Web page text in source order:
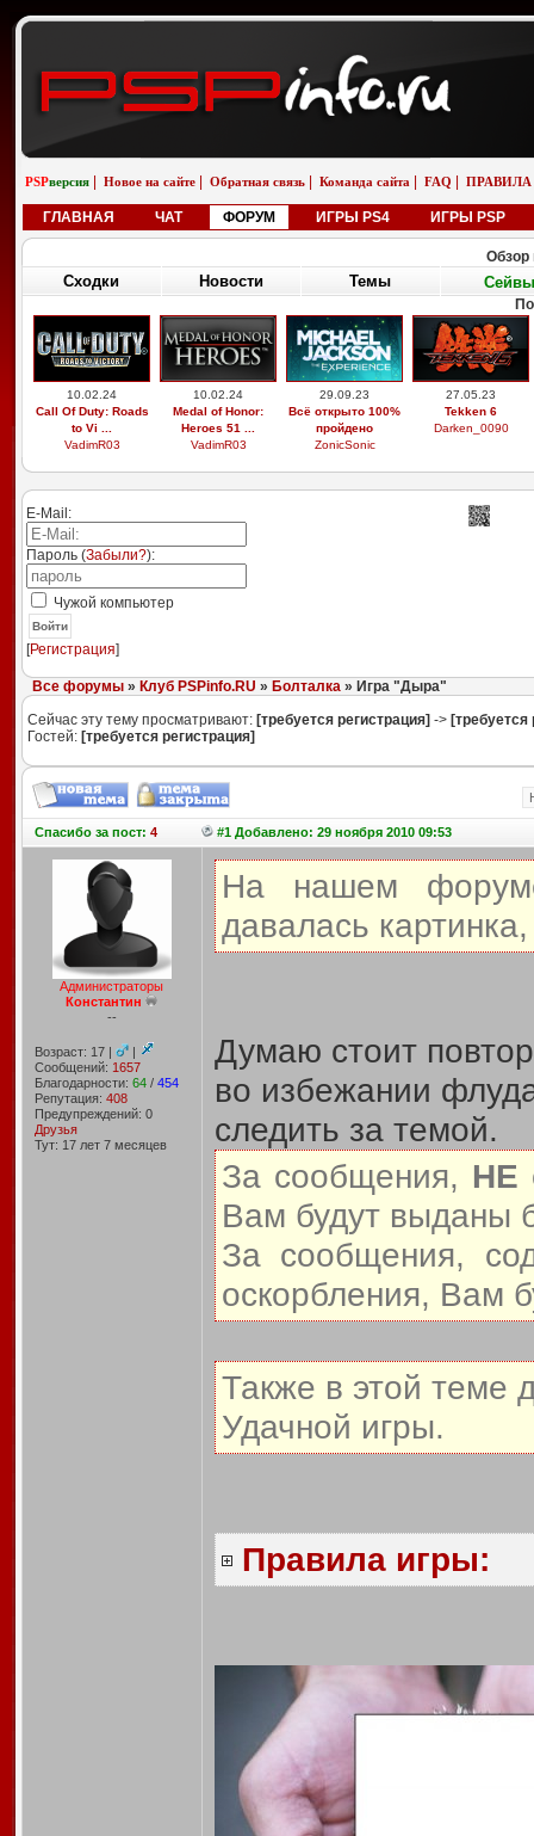
PSPверсия Новое на сайте Обратная связь Команда сайта FAQ ПРАВИЛА
ГЛАВНАЯ ЧАТ ФОРУМ ИГРЫ PS4 ИГРЫ PSP
Обзор
Сходки Новости Темы Сейвы
10.02.24
Call Of Duty: Roads
to Vi ...
VadimR03
10.02.24
Medal of Honor:
Heroes 51 ...
VadimR03
29.09.23
Всё открыто 100%
пройдено
ZonicSonic
27.05.23
Tekken 6
Darken_0090
E-Mail:
Пароль (Забыли?):
Чужой компьютер
Войти
[Регистрация]
Все форумы» Клуб PSPinfo.RU » Болталка» Игра "Дыра"
Сейчас эту тему просматривают: [требуется регистрация] -> [требуется
Гостей: [требуется регистрация]
Спасибоза пост: 4 #1 Добавлено: 29 ноября 2010 09:53
Администраторы
Константин
--
Возраст: 17 |
|
Сообщений: 1657
Благодарности: 64/ 454
Репутация: 408
Предупреждений: 0
Друзья
Тут: 17 лет 7 месяцев
На нашем
давалась
Думаю стоит
во избежании
следить за темой.
За сообщения, НЕ
Вам будут выданы
За сообщения,
оскорбления, Вам
Также в этой теме
Удачной игры.
Правила игры: